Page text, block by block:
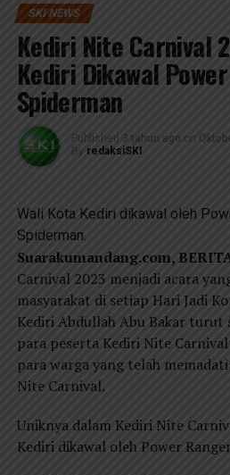
SKI NEWS
Kediri Nite Carnival
Kediri Dikawal
Spiderman
Published 3 tahun ago on
By redaksiSKI
Wali Kota Kediri dikawal oleh
Spiderman.
Suarakumandang.com,
Carnival 2023 menjadi acara
masyarakat di setiap Hari Jadi
Kediri Abdullah Abu Bakar turut
para peserta Kediri Nite
para warga yang telah
Nite Carnival.
Uniknya dalam Kediri Nite
Kediri dikawal oleh Power